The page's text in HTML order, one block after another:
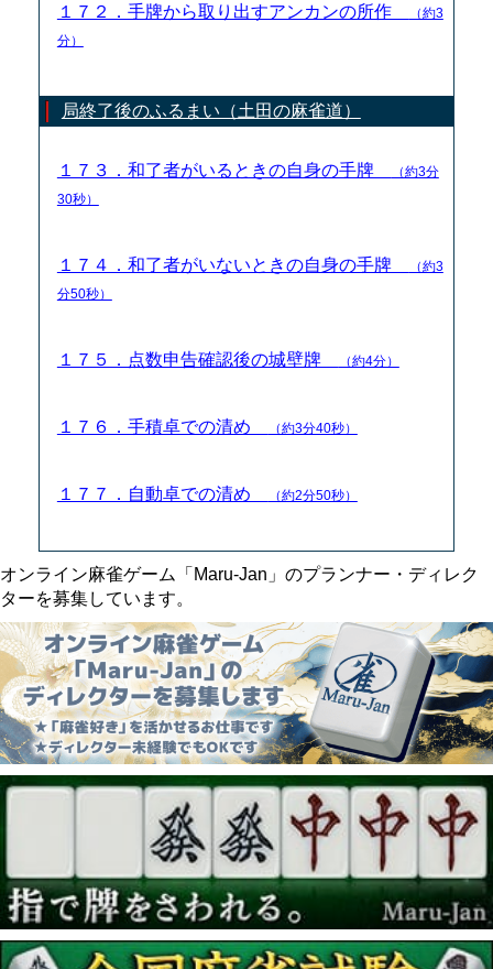
１７２．手牌から取り出すアンカンの所作
（約3
分）
局終了後のふるまい（土田の麻雀道）
１７３．和了者がいるときの自身の手牌
（約3分
30秒）
１７４．和了者がいないときの自身の手牌
（約3
分50秒）
１７５．点数申告確認後の城壁牌 （約4分）
１７６．手積卓での清め （約3分40秒）
１７７．自動卓での清め （約2分50秒）
オンライン麻雀ゲーム「Maru-Jan」のプランナー・ディレク
ターを募集しています。